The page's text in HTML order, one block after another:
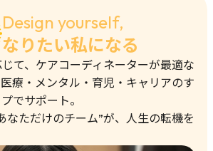
プライバシーポリシー
)を予約する
Design yourself,
なりたい私になる
て、ケアコーディネーターが最適な
療・メンタル・育児・キャリアのす
でサポート。
なただけのチーム”が、人生の転機を